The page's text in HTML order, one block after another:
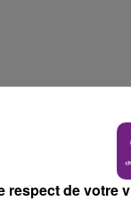
(C)
respect de votre